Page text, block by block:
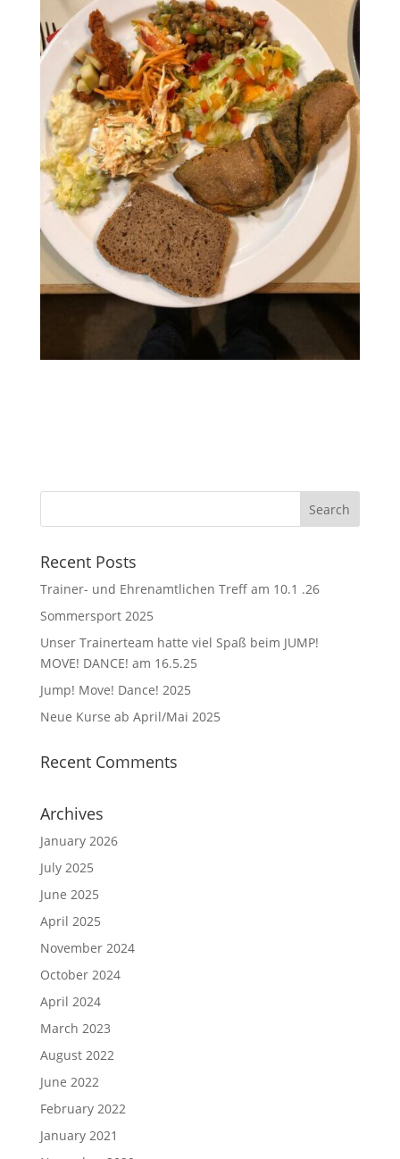
Recent Posts
Trainer- und Ehrenamtlichen Treff am 10.1 .26
Sommersport 2025
Unser Trainerteam hatte viel Spaß beim JUMP!
MOVE! DANCE! am 16.5.25
Jump! Move! Dance! 2025
Neue Kurse ab April/Mai 2025
Recent Comments
Archives
January 2026
July 2025
June 2025
April 2025
November 2024
October 2024
April 2024
March 2023
August 2022
June 2022
February 2022
January 2021